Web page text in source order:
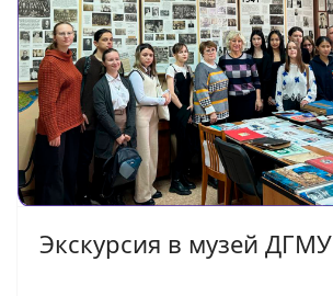
Экскурсия в музей ДГМУ